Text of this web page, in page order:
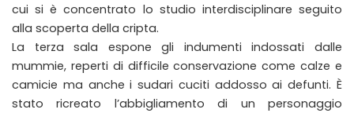
cui si è concentrato lo studio interdisciplinare seguito
alla scoperta della cripta.
La terza sala espone gli indumenti indossati dalle
mummie, reperti di difficile conservazione come calze e
camicie ma anche i sudari cuciti addosso ai defunti. È
stato ricreato l’abbigliamento di un personaggio